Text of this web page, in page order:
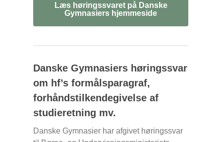
Læs høringssvaret på Danske
Gymnasiers hjemmeside
Danske Gymnasiers høringssvar
om hf’s formålsparagraf,
forhåndstilkendegivelse af
studieretning mv.
Danske Gymnasier har afgivet høringssvar